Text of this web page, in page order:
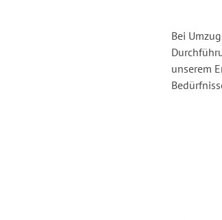
Bei
unserem